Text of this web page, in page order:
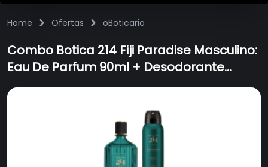
Home Ofertas oBoticario
Combo Botica 214 Fiji Paradise Masculino:
Eau De Parfum 90ml + Desodorante
Antitranspirante Aerossol 125ml